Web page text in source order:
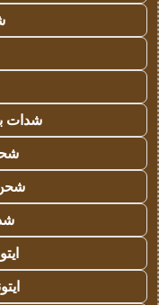
شدات
شحن